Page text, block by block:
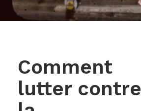
Comment
lutter contre